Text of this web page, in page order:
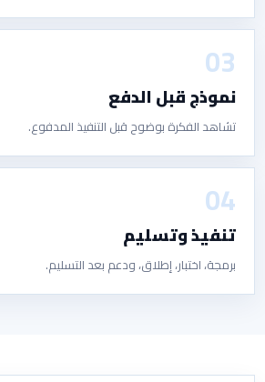
03
نموذج قبل الدفع
تشاهد الفكرة بوضوح قبل التنفيذ المدفوع.
04
تنفيذ وتسليم
برمجة، اختبار، إطلاق، ودعم بعد التسليم.